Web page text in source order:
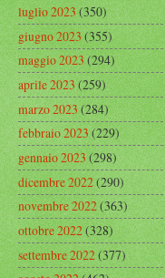
luglio 2023(350)
giugno 2023(355)
maggio 2023(294)
aprile 2023(259)
marzo 2023(284)
febbraio 2023(229)
gennaio 2023(298)
dicembre 2022(290)
novembre 2022(363)
ottobre 2022(328)
settembre 2022(377)